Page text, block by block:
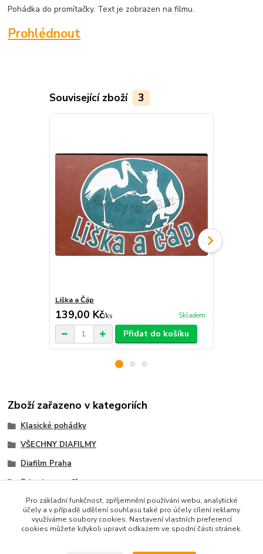
Pohádka do promítačky. Text je zobrazen na filmu.
Prohlédnout
Související zboží 3
Liška a Čáp
139,00 Kč/ks Skladem
Přidat do košíku
Zboží zařazeno v kategoriích
Klasické pohádky
VŠECHNY DIAFILMY
Diafilm Praha
S textem na filmu
Pro základní funkčnost, zpříjemnění používání webu, analytické
účely a v případě udělení souhlasu také pro účely cílení reklamy
využíváme soubory cookies. Nastavení vlastních preferencí
cookies můžete kdykoli upravit odkazem ve spodní části stránek.